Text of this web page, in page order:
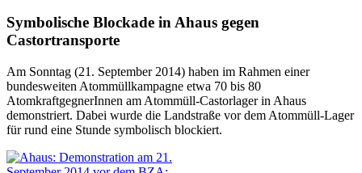
Symbolische Blockade in Ahaus gegen
Castortransporte
Am Sonntag (21. September 2014) haben im Rahmen einer
bundesweiten Atommüllkampagne etwa 70 bis 80
AtomkraftgegnerInnen am Atommüll-Castorlager in Ahaus
demonstriert. Dabei wurde die Landstraße vor dem Atommüll-Lager
für rund eine Stunde symbolisch blockiert.